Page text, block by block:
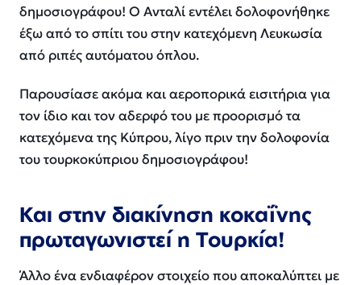
δημοσιογράφου! Ο Ανταλί εντέλει δολοφονήθηκε
έξω από το σπίτι του στην κατεχόμενη Λευκωσία
από ριπές αυτόματου όπλου.
Παρουσίασε ακόμα και αεροπορικά εισιτήρια για
τον ίδιο και τον αδερφό του με προορισμό τα
κατεχόμενα της Κύπρου, λίγο πριν την δολοφονία
του τουρκοκύπριου δημοσιογράφου!
Και στην διακίνηση κοκαΐνης
πρωταγωνιστεί η Τουρκία!
Άλλο ένα ενδιαφέρον στοιχείο που αποκαλύπτει με